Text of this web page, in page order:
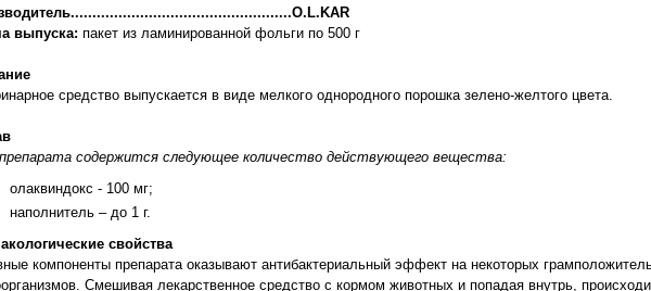
выпуска: пакет из ламинированной фольги по 500 г
средство выпускается в виде мелкого однородного порошка зелено-желтого цвета.
содержится следующее количество действующего вещества:
олаквиндокс - 100 мг;
наполнитель – до 1 г.
свойства
компоненты препарата оказывают антибактериальный эффект на некоторых
Смешивая лекарственное средство с кормом животных и попадая внутрь,